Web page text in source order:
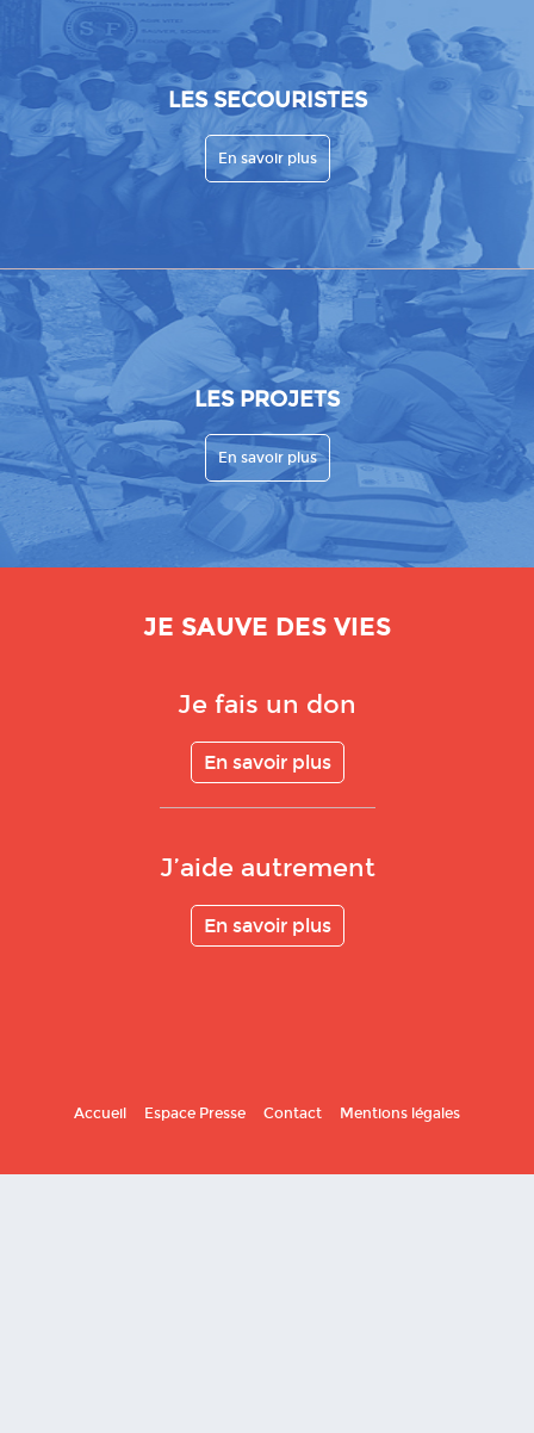
LES SECOURISTES
En savoir plus
LES PROJETS
En savoir plus
JE SAUVE DES VIES
Je fais un don
En savoir plus
J’aide autrement
En savoir plus
Accueil Espace Presse Contact Mentions légales